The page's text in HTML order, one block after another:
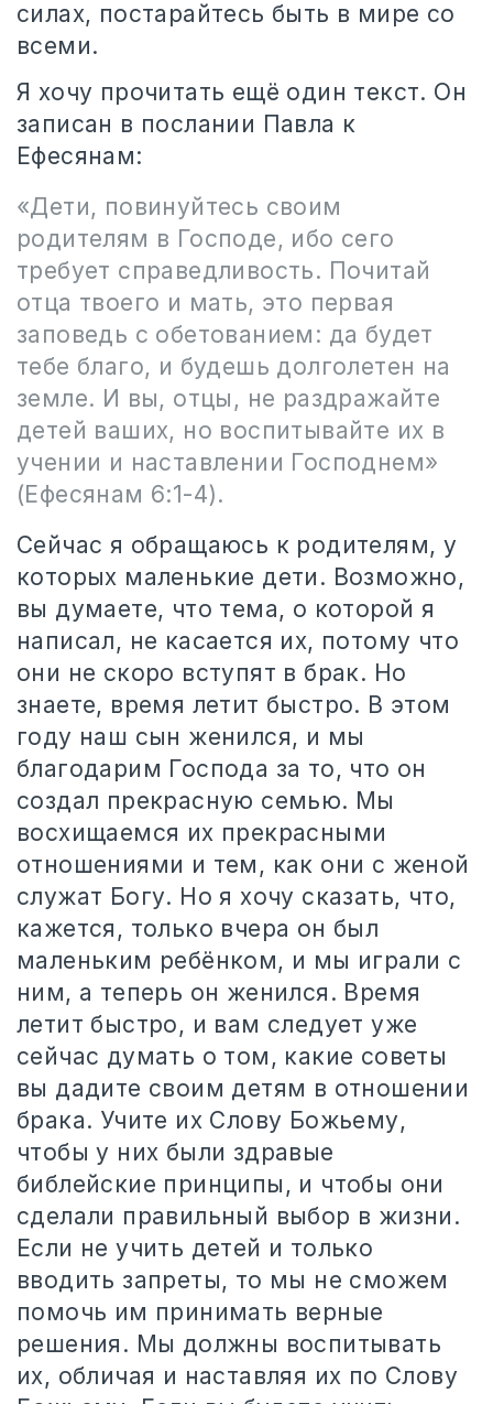
силах, постарайтесь быть в мире со
всеми.
Я хочу прочитать ещё один текст. Он
записан в послании Павла к
Ефесянам:
«Дети, повинуйтесь своим
родителям в Господе, ибо сего
требует справедливость. Почитай
отца твоего и мать, это первая
заповедь с обетованием: да будет
тебе благо, и будешь долголетен на
земле. И вы, отцы, не раздражайте
детей ваших, но воспитывайте их в
учении и наставлении Господнем»
(Ефесянам 6:1-4).
Сейчас я обращаюсь к родителям, у
которых маленькие дети. Возможно,
вы думаете, что тема, о которой я
написал, не касается их, потому что
они не скоро вступят в брак. Но
знаете, время летит быстро. В этом
году наш сын женился, и мы
благодарим Господа за то, что он
создал прекрасную семью. Мы
восхищаемся их прекрасными
отношениями и тем, как они с женой
служат Богу. Но я хочу сказать, что,
кажется, только вчера он был
маленьким ребёнком, и мы играли с
ним, а теперь он женился. Время
летит быстро, и вам следует уже
сейчас думать о том, какие советы
вы дадите своим детям в отношении
брака. Учите их Слову Божьему,
чтобы у них были здравые
библейские принципы, и чтобы они
сделали правильный выбор в жизни.
Если не учить детей и только
вводить запреты, то мы не сможем
помочь им принимать верные
решения. Мы должны воспитывать
их, обличая и наставляя их по Слову